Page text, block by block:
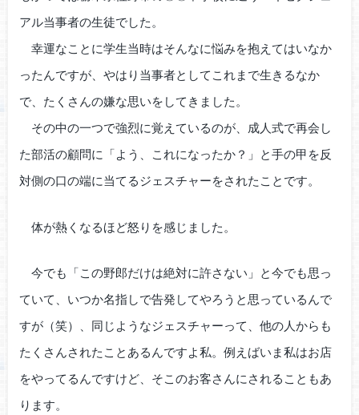
アル当事者の生徒でした。
幸運なことに学生当時はそんなに悩みを抱えてはいなか
ったんですが、やはり当事者としてこれまで生きるなか
で、たくさんの嫌な思いをしてきました。
その中の一つで強烈に覚えているのが、成人式で再会し
た部活の顧問に「よう、これになったか？」と手の甲を反
対側の口の端に当てるジェスチャーをされたことです。
体が熱くなるほど怒りを感じました。
今でも「この野郎だけは絶対に許さない」と今でも思っ
ていて、いつか名指しで告発してやろうと思っているんで
すが（笑）、同じようなジェスチャーって、他の人からも
たくさんされたことあるんですよ私。例えばいま私はお店
をやってるんですけど、そこのお客さんにされることもあ
ります。